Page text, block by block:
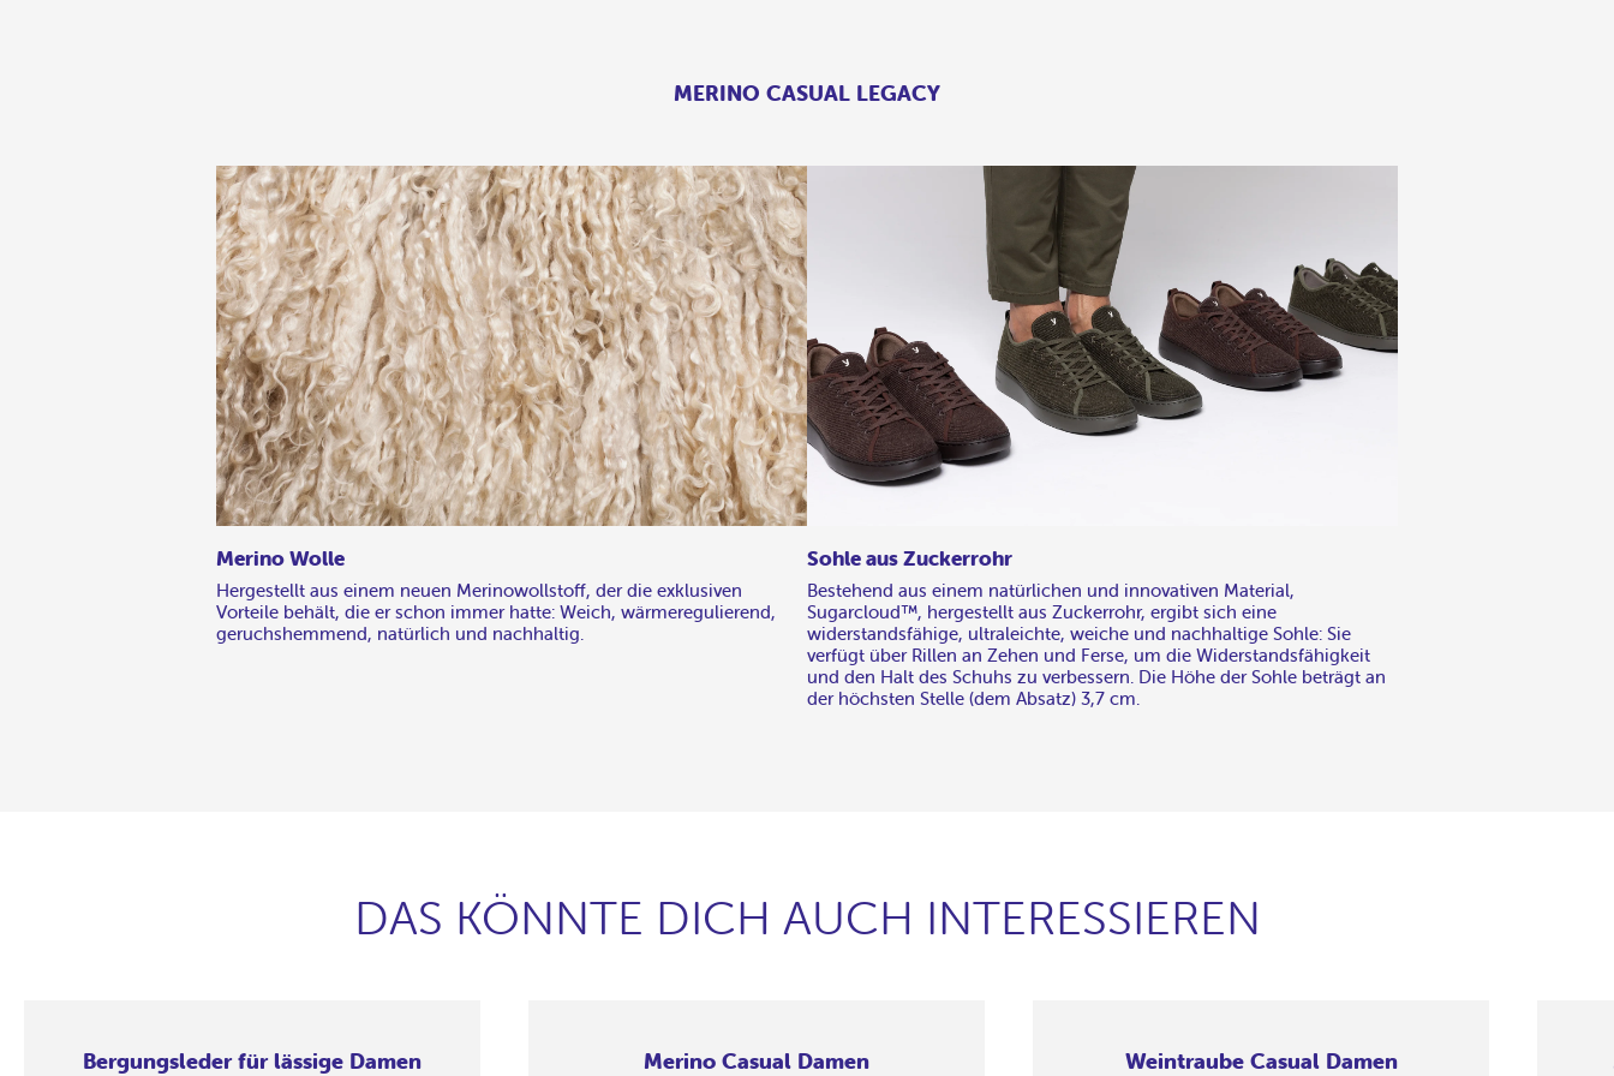
MERINO CASUAL LEGACY
Merino Wolle
Hergestellt aus einem neuen Merinowollstoff, der die exklusiven
Vorteile behält, die er schon immer hatte: Weich, wärmeregulierend,
geruchshemmend, natürlich und nachhaltig.
Sohle aus Zuckerrohr
Bestehend aus einem natürlichen und innovativen Material,
Sugarcloud™, hergestellt aus Zuckerrohr, ergibt sich eine
widerstandsfähige, ultraleichte, weiche und nachhaltige Sohle: Sie
verfügt über Rillen an Zehen und Ferse, um die Widerstandsfähigkeit
und den Halt des Schuhs zu verbessern. Die Höhe der Sohle beträgt an
der höchsten Stelle (dem Absatz) 3,7 cm.
DAS KÖNNTE DICH AUCH INTERESSIEREN
Bergungsleder für lässige Damen Merino Casual Damen Weintraube Casual Damen